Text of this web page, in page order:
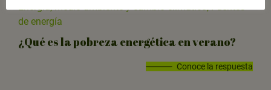
Energía, medio ambiente y cambio climático, Fuentes
de energía
¿Qué es la pobreza energética en verano?
Conoce la respuesta